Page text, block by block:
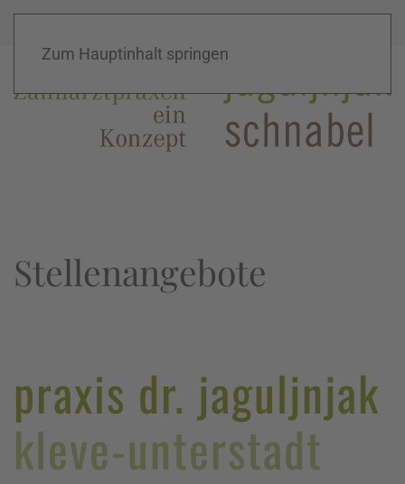
Zum Hauptinhalt springen
Stellenangebote
praxis dr. jaguljnjak
kleve-unterstadt